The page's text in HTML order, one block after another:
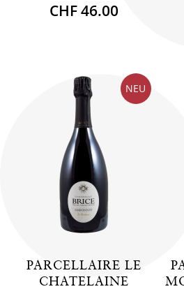
CHF 46.00
NEU
PARCELLAIRE LE
CHATELAINE